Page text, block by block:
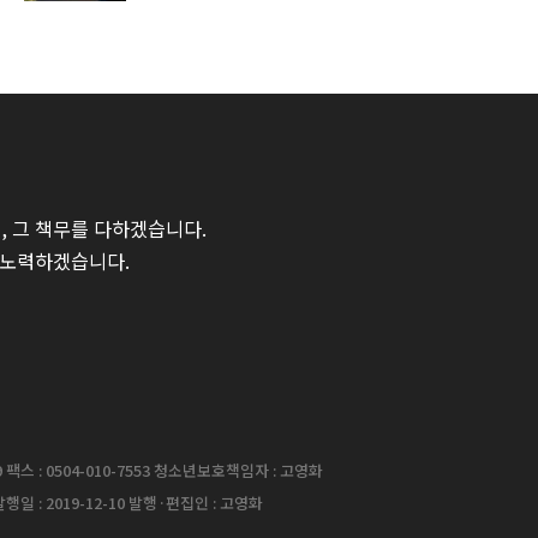
그 책무를 다하겠습니다.
력하겠습니다.
스 : 0504-010-7553 청소년보호책임자 : 고영화
일 : 2019-12-10 발행·편집인 : 고영화